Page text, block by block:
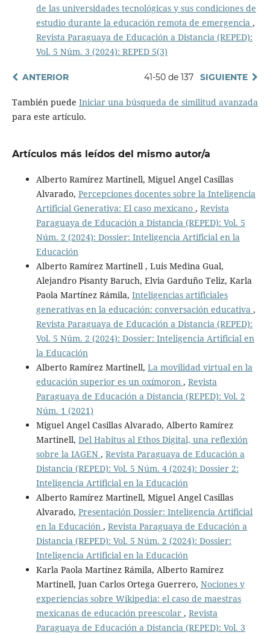
de las universidades tecnológicas y sus condiciones de
estudio durante la educación remota de emergencia ,
Revista Paraguaya de Educación a Distancia (REPED):
Vol. 5 Núm. 3 (2024): REPED 5(3)
ANTERIOR 41-50 de 137 SIGUIENTE
También puede Iniciar una búsqueda de similitud avanzada
para este artículo.
Artículos más leídos del mismo autor/a
Alberto Ramírez Martinell, Miguel Angel Casillas
Alvarado, Percepciones docentes sobre la Inteligencia
Artificial Generativa: El caso mexicano , Revista
Paraguaya de Educación a Distancia (REPED): Vol. 5
Núm. 2 (2024): Dossier: Inteligencia Artificial en la
Educación
Alberto Ramírez Martinell , Luis Medina Gual,
Alejandro Pisanty Baruch, Elvia Garduño Teliz, Karla
Paola Martínez Rámila, Inteligencias artificiales
generativas en la educación: conversación educativa ,
Revista Paraguaya de Educación a Distancia (REPED):
Vol. 5 Núm. 2 (2024): Dossier: Inteligencia Artificial en
la Educación
Alberto Ramírez Martinell, La movilidad virtual en la
educación superior es un oxímoron , Revista
Paraguaya de Educación a Distancia (REPED): Vol. 2
Núm. 1 (2021)
Miguel Angel Casillas Alvarado, Alberto Ramírez
Martinell, Del Habitus al Ethos Digital, una reflexión
sobre la IAGEN , Revista Paraguaya de Educación a
Distancia (REPED): Vol. 5 Núm. 4 (2024): Dossier 2:
Inteligencia Artificial en la Educación
Alberto Ramírez Martinell, Miguel Angel Casillas
Alvarado, Presentación Dossier: Inteligencia Artificial
en la Educación , Revista Paraguaya de Educación a
Distancia (REPED): Vol. 5 Núm. 2 (2024): Dossier:
Inteligencia Artificial en la Educación
Karla Paola Martínez Rámila, Alberto Ramírez
Martinell, Juan Carlos Ortega Guerrero, Nociones y
experiencias sobre Wikipedia: el caso de maestras
mexicanas de educación preescolar , Revista
Paraguaya de Educación a Distancia (REPED): Vol. 3